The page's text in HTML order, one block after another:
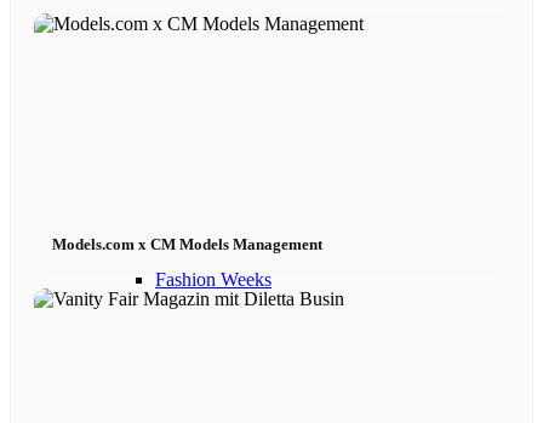
Fashion Weeks
Models.com x CM Models Management